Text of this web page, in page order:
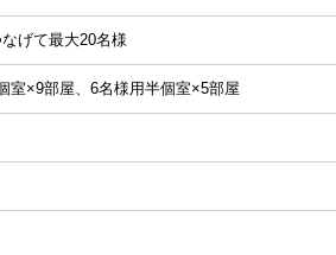
げて最大20名様
室×9部屋、6名様用半個室×5部屋